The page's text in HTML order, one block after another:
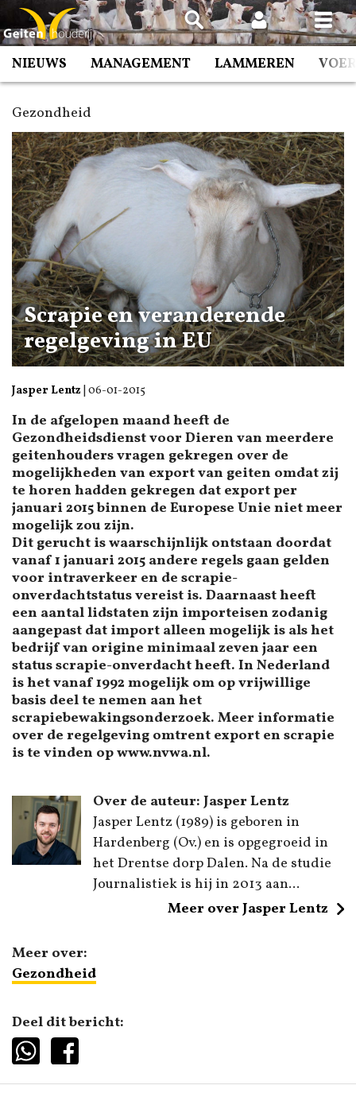
Spring
naar
inhoud
NIEUWS MANAGEMENT LAMMEREN
Gezondheid
Scrapie en veranderende
regelgeving in EU
Jasper Lentz 06-01-2015
In de afgelopen maand heeft de
Gezondheidsdienst voor Dieren van meerdere
geitenhouders vragen gekregen over de
mogelijkheden van export van geiten omdat zij
te horen hadden gekregen dat export per
januari 2015 binnen de Europese Unie niet meer
mogelijk zou zijn.
Dit gerucht is waarschijnlijk ontstaan doordat
vanaf 1 januari 2015 andere regels gaan gelden
voor intraverkeer en de scrapie-
onverdachtstatus vereist is. Daarnaast heeft
een aantal lidstaten zijn importeisen zodanig
aangepast dat import alleen mogelijk is als het
bedrijf van origine minimaal zeven jaar een
status scrapie-onverdacht heeft. In Nederland
is het vanaf 1992 mogelijk om op vrijwillige
basis deel te nemen aan het
scrapiebewakingsonderzoek. Meer informatie
over de regelgeving omtrent export en scrapie
is te vinden op www.nvwa.nl.
Over de auteur: Jasper Lentz
Jasper Lentz (1989) is geboren in
Hardenberg (Ov.) en is opgegroeid in
het Drentse dorp Dalen. Na de studie
Journalistiek is hij in 2013 aan...
Meer over Jasper Lentz
Meer over:
Gezondheid
Deel dit bericht: